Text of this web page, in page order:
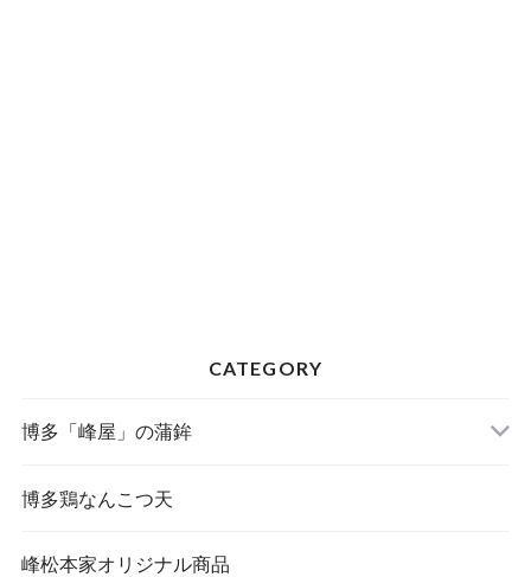
CATEGORY
博多「峰屋」の蒲鉾
博多鶏なんこつ天
峰松本家オリジナル商品